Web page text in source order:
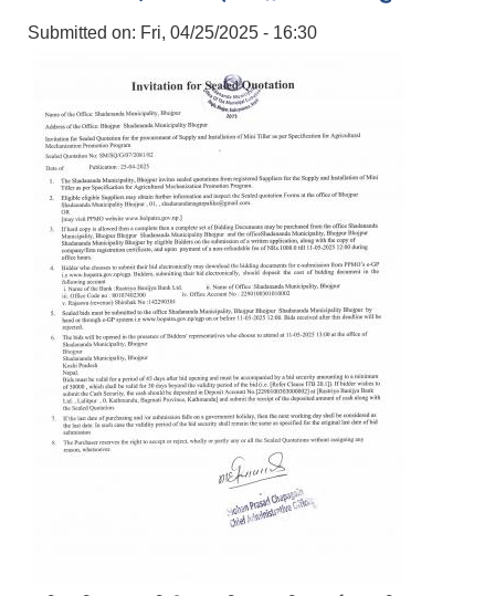
Submitted on: Fri, 04/25/2025 - 16:30